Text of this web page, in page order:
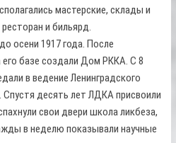
мастерские, склады и
и бильярд.
осени 1917 года. После
его базе создали Дом РККА. С 8
в ведение Ленинградского
десять лет ЛДКА присвоили
свои двери школа ликбеза,
в неделю показывали научные